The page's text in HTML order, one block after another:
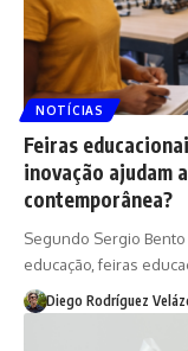
NOTÍCIAS
Feiras
inovação ajudam
contemporânea?
Segundo Sergio
educação, feiras
Diego Rodríguez